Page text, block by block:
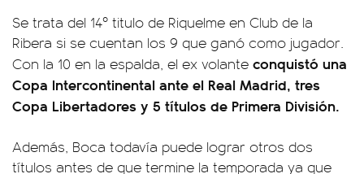
Se trata del 14º titulo de Riquelme en Club de la
Ribera si se cuentan los 9 que ganó como jugador.
Con la 10 en la espalda, el ex volante conquistó una
Copa Intercontinental ante el Real Madrid, tres
Copa Libertadores y 5 títulos de Primera División.
Además, Boca todavía puede lograr otros dos
títulos antes de que termine la temporada ya que